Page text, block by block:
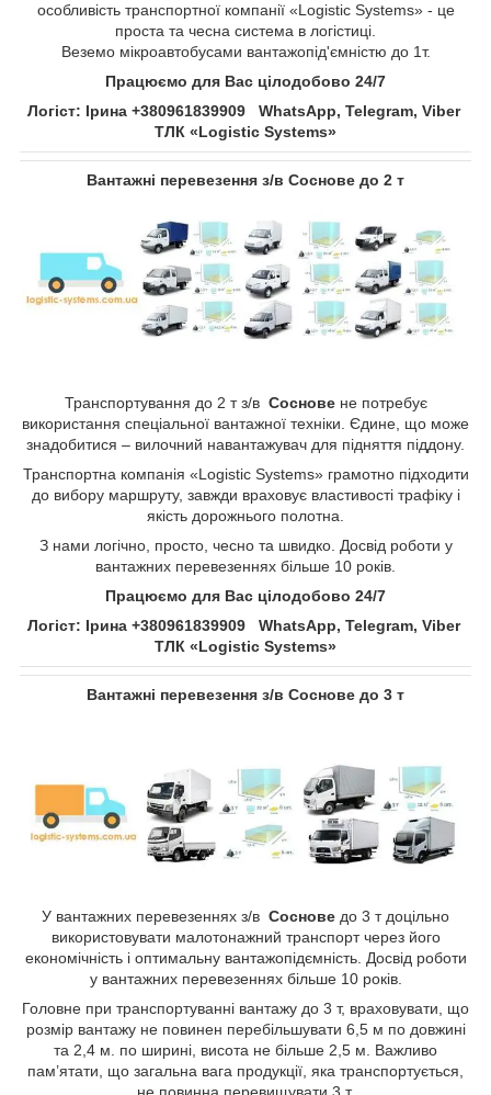
особливість транспортної компанії «Logistic Systems» - це
проста та чесна система в логістиці.
Веземо мікроавтобусами вантажопід'ємністю до 1т.
Працюємо для Вас цілодобово 24/7
Логіст: Ірина +380961839909 WhatsApp, Telegram, Viber
ТЛК «Logistic Systems»
Вантажні перевезення з/в Соснове до 2 т
Транспортування до 2 т з/в Соснове не потребує
використання спеціальної вантажної техніки. Єдине, що може
знадобитися – вилочний навантажувач для підняття піддону.
Транспортна компанія «Logistic Systems» грамотно підходити
до вибору маршруту, завжди враховує властивості трафіку і
якість дорожнього полотна.
З нами логічно, просто, чесно та швидко. Досвід роботи у
вантажних перевезеннях більше 10 років.
Працюємо для Вас цілодобово 24/7
Логіст: Ірина +380961839909 WhatsApp, Telegram, Viber
ТЛК «Logistic Systems»
Вантажні перевезення з/в Соснове​​​​​​​ до 3 т
У вантажних перевезеннях з/в Соснове​​​​​​​ до 3 т доцільно
використовувати малотонажний транспорт через його
економічність і оптимальну вантажопідємність. Досвід роботи
у вантажних перевезеннях більше 10 років.
Головне при транспортуванні вантажу до 3 т, враховувати, що
розмір вантажу не повинен перебільшувати 6,5 м по довжині
та 2,4 м. по ширині, висота не більше 2,5 м. Важливо
пам’ятати, що загальна вага продукції, яка транспортується,